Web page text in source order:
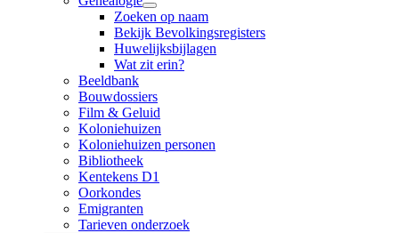
Zoeken op naam
Bekijk Bevolkingsregisters
Huwelijksbijlagen
Wat zit erin?
Beeldbank
Bouwdossiers
Film & Geluid
Koloniehuizen
Koloniehuizen personen
Bibliotheek
Kentekens D1
Oorkondes
Emigranten
Tarieven onderzoek